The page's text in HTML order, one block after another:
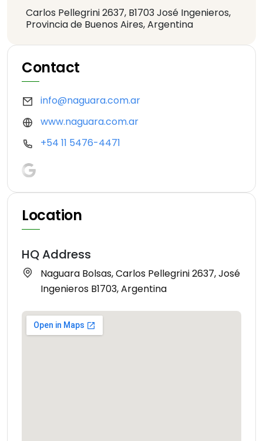
Carlos Pellegrini 2637, B1703 José Ingenieros,
Provincia de Buenos Aires, Argentina
Contact
info@naguara.com.ar
www.naguara.com.ar
+54 11 5476-4471
Location
HQ Address
Naguara Bolsas, Carlos Pellegrini 2637, José
Ingenieros B1703, Argentina